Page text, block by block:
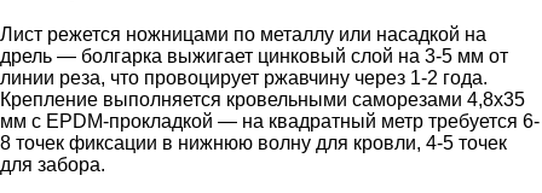
Лист режется ножницами по металлу или насадкой на
дрель — болгарка выжигает цинковый слой на 3-5 мм от
линии реза, что провоцирует ржавчину через 1-2 года.
Крепление выполняется кровельными саморезами 4,8х35
мм с EPDM-прокладкой — на квадратный метр требуется 6-
8 точек фиксации в нижнюю волну для кровли, 4-5 точек
для забора.